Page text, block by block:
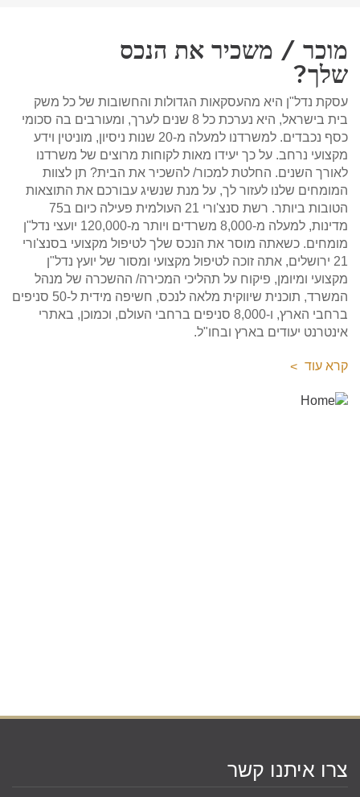
מוכר / משכיר את הנכס
שלך?
עסקת נדל"ן היא מהעסקאות הגדולות והחשובות של כל משק
בית בישראל, היא נערכת כל 8 שנים לערך, ומעורבים בה סכומי
כסף נכבדים. למשרדנו למעלה מ-20 שנות ניסיון, מוניטין וידע
מקצועי נרחב. על כך יעידו מאות לקוחות מרוצים של משרדנו
לאורך השנים. החלטת למכור/ להשכיר את הבית? תן לצוות
המומחים שלנו לעזור לך, על מנת שנשיג עבורכם את התוצאות
הטובות ביותר. רשת סנצ'ורי 21 העולמית פעילה כיום ב75
מדינות, למעלה מ-8,000 משרדים ויותר מ-120,000 יועצי נדל"ן
מומחים. כשאתה מוסר את הנכס שלך לטיפול מקצועי בסנצ'ורי
21 ירושלים, אתה זוכה לטיפול מקצועי ומסור של יועץ נדל"ן
מקצועי ומיומן, פיקוח על תהליכי המכירה/ ההשכרה של מנהל
המשרד, תוכנית שיווקית מלאה לנכס, חשיפה מידית ל-50 סניפים
ברחבי הארץ, ו-8,000 סניפים ברחבי העולם, וכמוכן, באתרי
אינטרנט יעודים בארץ ובחו"ל.
קרא עוד
צרו איתנו קשר